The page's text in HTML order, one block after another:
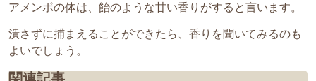
アメンボの体は、飴のような甘い香りがすると言います。
潰さずに捕まえることができたら、香りを聞いてみるのも
よいでしょう。
関連記事